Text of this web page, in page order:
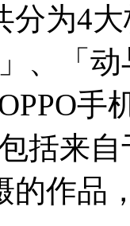
分为4
、「
手
括来
的作品